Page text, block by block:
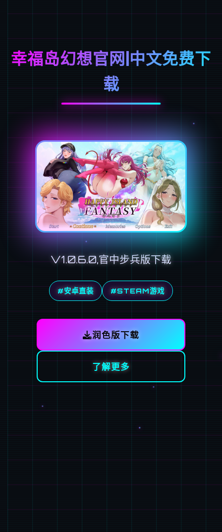
幸福岛幻想官网|中文免费下
载
V1.0.6.0,官中步兵版下载
#安卓直装 #STEAM游戏
润色版下载
了解更多